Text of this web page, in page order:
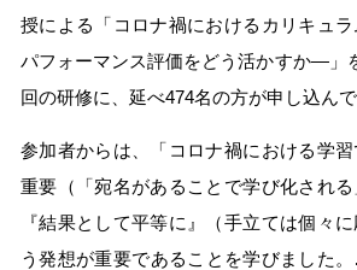
授による「コロナ禍におけるカリキュ
パフォーマンス評価をどう活かすか―」
回の研修に、延べ474名の方が申し込んで
参加者からは、「コロナ禍における学
重要（「宛名があることで学び化される
『結果として平等に』（手立ては個々
う発想が重要であることを学びました